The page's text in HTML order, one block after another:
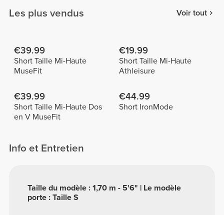
Les plus vendus Voir tout
€39.99
Short Taille Mi-Haute
MuseFit
€19.99
Short Taille Mi-Haute
Athleisure
€39.99
Short Taille Mi-Haute Dos
en V MuseFit
€44.99
Short IronMode
Info et Entretien
Taille du modèle : 1,70 m - 5'6" | Le modèle
porte : Taille S